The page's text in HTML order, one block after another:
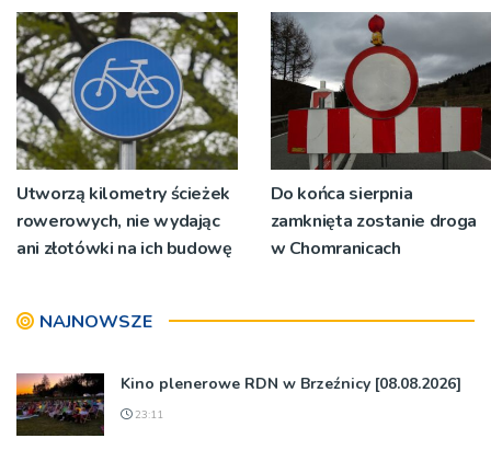
pokoleń
Utworzą kilometry ścieżek
rowerowych, nie wydając
ani złotówki na ich budowę
Do końca sierpnia
zamknięta zostanie droga
w Chomranicach
NAJNOWSZE
Kino plenerowe RDN w Brzeźnicy [08.08.2026]
23:11